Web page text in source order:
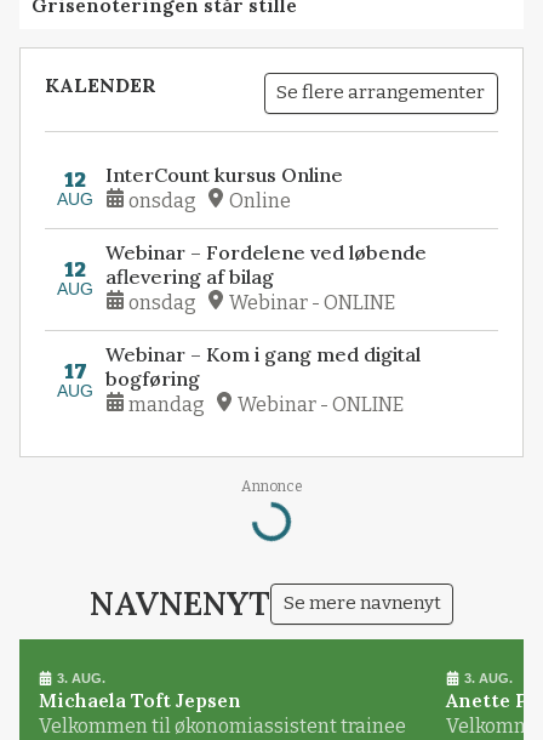
KALENDER Se flere arrangementer
12
AUG
InterCount kursus Online
onsdag Online
12
AUG
Webinar – Fordelene ved løbende
aflevering af bilag
onsdag Webinar - ONLINE
17
AUG
Webinar – Kom i gang med digital
bogføring
mandag Webinar - ONLINE
Annonce
Loading...
NAVNENYT Se mere navnenyt
3. AUG.
Michaela Toft Jepsen
Velkommen til økonomiassistent trainee
3. AUG.
Anette